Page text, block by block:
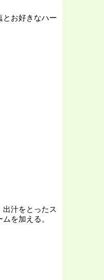
とお好きなハー
汁をとったス
を加える。